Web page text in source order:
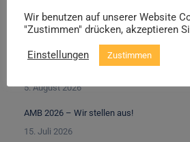
NEU – WIBROGUARD
5. August 2026
AMB 2026 – Wir stellen aus!
15. Juli 2026
Wir benutzen auf unserer Website
"Zustimmen" drücken, akzeptieren
Einstellungen Zustimmen